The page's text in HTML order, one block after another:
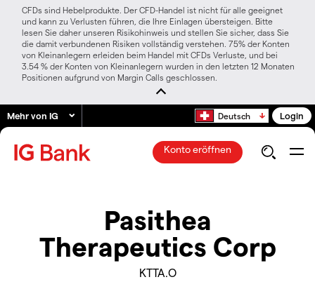
CFDs sind Hebelprodukte. Der CFD-Handel ist nicht für alle geeignet
und kann zu Verlusten führen, die Ihre Einlagen übersteigen. Bitte
lesen Sie daher unseren Risikohinweis und stellen Sie sicher, dass Sie
die damit verbundenen Risiken vollständig verstehen. 75% der Konten
von Kleinanlegern erleiden beim Handel mit CFDs Verluste, und bei
3.54 % der Konten von Kleinanlegern wurden in den letzten 12 Monaten
Positionen aufgrund von Margin Calls geschlossen.
Mehr von IG Deutsch Login
Konto eröffnen
Pasithea
Therapeutics Corp
KTTA.O